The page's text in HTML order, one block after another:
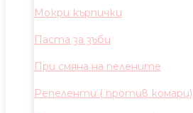
Мокри кърпички
Паста за зъби
При смяна на пелените
Репеленти ( против комари)